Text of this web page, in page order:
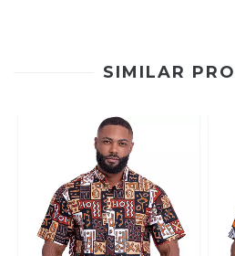
SIMILAR